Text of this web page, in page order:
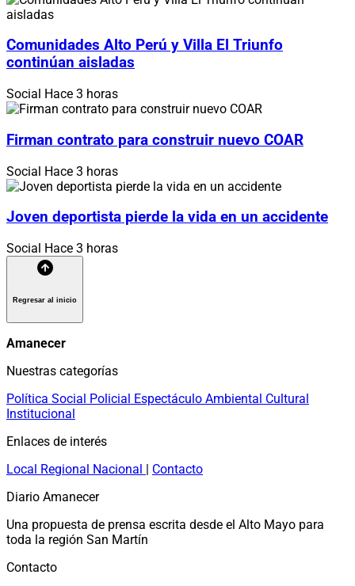
Comunidades Alto Perú y Villa El Triunfo
continúan aisladas
Social Hace 3 horas
Firman contrato para construir nuevo COAR
Social Hace 3 horas
Joven deportista pierde la vida en un accidente
Social Hace 3 horas
Regresar al inicio
Amanecer
Nuestras categorías
Política Social Policial Espectáculo Ambiental Cultural
Institucional
Enlaces de interés
Local Regional Nacional | Contacto
Diario Amanecer
Una propuesta de prensa escrita desde el Alto Mayo para
toda la región San Martín
Contacto